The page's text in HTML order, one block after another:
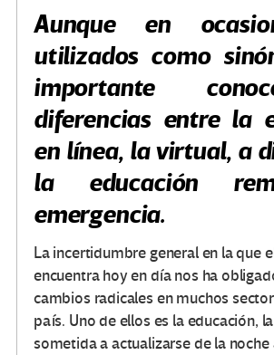
Aunque en
utilizados como
importante
diferencias entre la
en línea, la virtual, a
la educación
emergencia.
La incertidumbre general en la que
encuentra hoy en día nos ha
cambios radicales en muchos
país. Uno de ellos es la educación,
sometida a actualizarse de la noche